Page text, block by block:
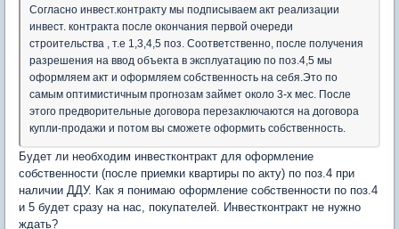
Согласно инвест.контракту мы подписываем акт реализации
инвест. контракта после окончания первой очереди
строительства , т.е 1,3,4,5 поз. Соответственно, после получения
разрешения на ввод объекта в эксплуатацию по поз.4,5 мы
оформляем акт и оформляем собственность на себя.Это по
самым оптимистичным прогнозам займет около 3-х мес. После
этого предворительные договора перезаключаются на договора
купли-продажи и потом вы сможете оформить собственность.
Будет ли необходим инвестконтракт для оформление
собственности (после приемки квартиры по акту) по поз.4 при
наличии ДДУ. Как я понимаю оформление собственности по поз.4
и 5 будет сразу на нас, покупателей. Инвестконтракт не нужно
ждать?